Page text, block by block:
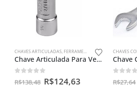
CHAVES ARTICULADAS, FERRAMENTAS MANUAIS
Chave Articulada Para Velas Curta 16mm Autos E Motos Celfer
out of 5
R$138,48 R$124,63
CHAVES
out
R$27,64